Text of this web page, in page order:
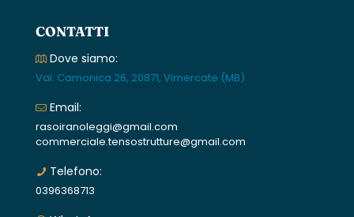
CONTATTI
Dove siamo:
Val. Camonica 26, 20871, Vimercate (MB)
Email:
rasoiranoleggi@gmail.com
commerciale.tensostrutture@gmail.com
Telefono:
0396368713